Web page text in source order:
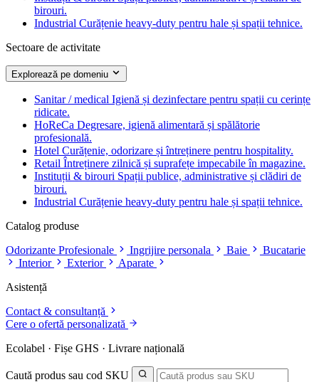
birouri.
Industrial Curățenie heavy-duty pentru hale și spații tehnice.
Sectoare de activitate
Explorează pe domeniu
Sanitar / medical Igienă și dezinfectare pentru spații cu cerințe
ridicate.
HoReCa Degresare, igienă alimentară și spălătorie
profesională.
Hotel Curățenie, odorizare și întreținere pentru hospitality.
Retail Întreținere zilnică și suprafețe impecabile în magazine.
Instituții & birouri Spații publice, administrative și clădiri de
birouri.
Industrial Curățenie heavy-duty pentru hale și spații tehnice.
Catalog produse
Odorizante Profesionale
Ingrijire personala Baie
Bucatarie
Interior
Exterior
Aparate
Asistență
Contact & consultanță
Cere o ofertă personalizată
Ecolabel · Fișe GHS · Livrare națională
Caută produs sau cod SKU